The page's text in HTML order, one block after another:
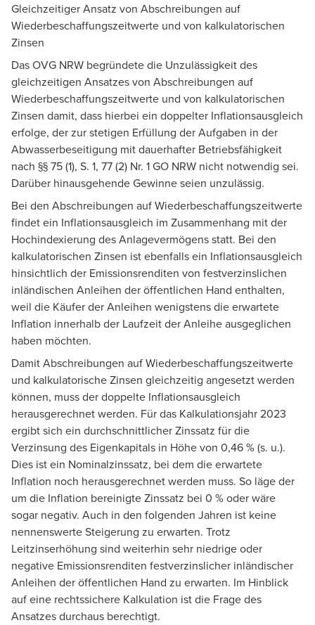
Gleichzeitiger Ansatz von Abschreibungen auf
Wiederbeschaffungszeitwerte und von kalkulatorischen
Zinsen
Das OVG NRW begründete die Unzulässigkeit des
gleichzeitigen Ansatzes von Abschreibungen auf
Wiederbeschaffungszeitwerte und von kalkulatorischen
Zinsen damit, dass hierbei ein doppelter Inflationsausgleich
erfolge, der zur stetigen Erfüllung der Aufgaben in der
Abwasserbeseitigung mit dauerhafter Betriebsfähigkeit
nach §§ 75 (1), S. 1, 77 (2) Nr. 1 GO NRW nicht notwendig sei.
Darüber hinausgehende Gewinne seien unzulässig.
Bei den Abschreibungen auf Wiederbeschaffungszeitwerte
findet ein Inflationsausgleich im Zusammenhang mit der
Hochindexierung des Anlagevermögens statt. Bei den
kalkulatorischen Zinsen ist ebenfalls ein Inflationsausgleich
hinsichtlich der Emissionsrenditen von festverzinslichen
inländischen Anleihen der öffentlichen Hand enthalten,
weil die Käufer der Anleihen wenigstens die erwartete
Inflation innerhalb der Laufzeit der Anleihe ausgeglichen
haben möchten.
Damit Abschreibungen auf Wiederbeschaffungszeitwerte
und kalkulatorische Zinsen gleichzeitig angesetzt werden
können, muss der doppelte Inflationsausgleich
herausgerechnet werden. Für das Kalkulationsjahr 2023
ergibt sich ein durchschnittlicher Zinssatz für die
Verzinsung des Eigenkapitals in Höhe von 0,46 % (s. u.).
Dies ist ein Nominalzinssatz, bei dem die erwartete
Inflation noch herausgerechnet werden muss. So läge der
um die Inflation bereinigte Zinssatz bei 0 % oder wäre
sogar negativ. Auch in den folgenden Jahren ist keine
nennenswerte Steigerung zu erwarten. Trotz
Leitzinserhöhung sind weiterhin sehr niedrige oder
negative Emissionsrenditen festverzinslicher inländischer
Anleihen der öffentlichen Hand zu erwarten. Im Hinblick
auf eine rechtssichere Kalkulation ist die Frage des
Ansatzes durchaus berechtigt.